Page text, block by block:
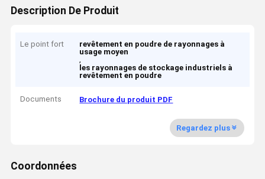
Description De Produit
Le point fort
revêtement en poudre de rayonnages à
usage moyen
,
les rayonnages de stockage industriels à
revêtement en poudre
Documents Brochure du produit PDF
Regardez plus
Coordonnées